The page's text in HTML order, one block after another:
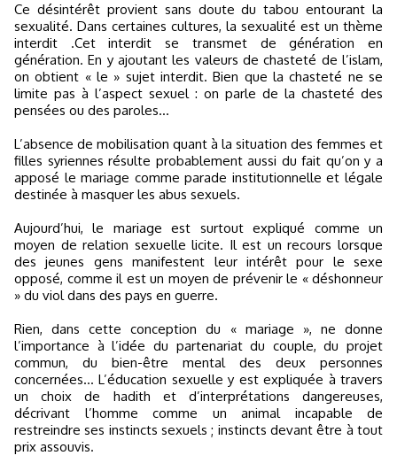
Ce désintérêt provient sans doute du tabou entourant la
sexualité. Dans certaines cultures, la sexualité est un thème
interdit .Cet interdit se transmet de génération en
génération. En y ajoutant les valeurs de chasteté de l’islam,
on obtient « le » sujet interdit. Bien que la chasteté ne se
limite pas à l’aspect sexuel : on parle de la chasteté des
pensées ou des paroles…
L’absence de mobilisation quant à la situation des femmes et
filles syriennes résulte probablement aussi du fait qu’on y a
apposé le mariage comme parade institutionnelle et légale
destinée à masquer les abus sexuels.
Aujourd’hui, le mariage est surtout expliqué comme un
moyen de relation sexuelle licite. Il est un recours lorsque
des jeunes gens manifestent leur intérêt pour le sexe
opposé, comme il est un moyen de prévenir le « déshonneur
» du viol dans des pays en guerre.
Rien, dans cette conception du « mariage », ne donne
l’importance à l’idée du partenariat du couple, du projet
commun, du bien-être mental des deux personnes
concernées… L’éducation sexuelle y est expliquée à travers
un choix de hadith et d’interprétations dangereuses,
décrivant l’homme comme un animal incapable de
restreindre ses instincts sexuels ; instincts devant être à tout
prix assouvis.